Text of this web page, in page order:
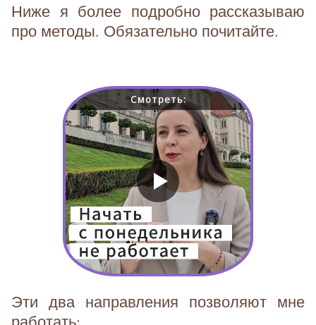
Ниже я более подробно рассказываю
про методы. Обязательно почитайте.
Смотреть:
Эти два направления позволяют мне